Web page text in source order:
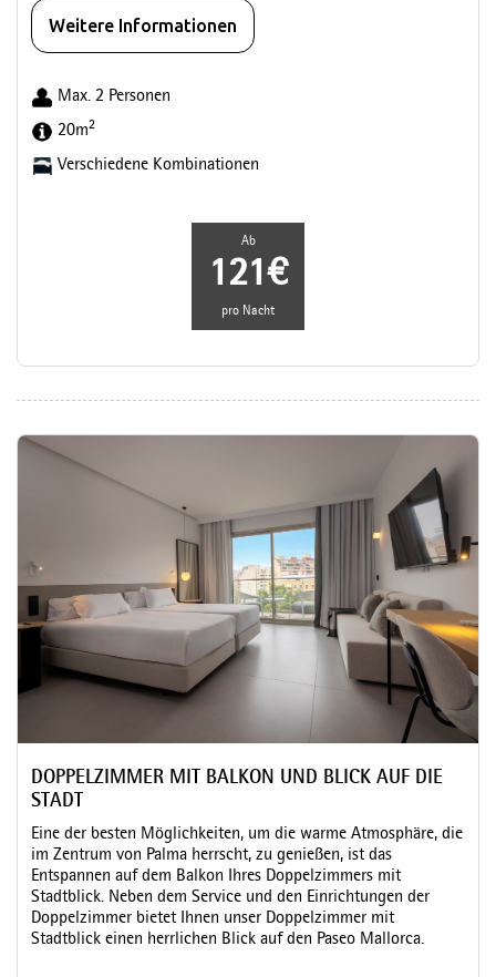
Weitere Informationen
Max. 2 Personen
20m2
Verschiedene Kombinationen
Ab
121€
pro Nacht
DOPPELZIMMER MIT BALKON UND BLICK AUF DIE
STADT
Eine der besten Möglichkeiten, um die warme Atmosphäre, die
im Zentrum von Palma herrscht, zu genießen, ist das
Entspannen auf dem Balkon Ihres Doppelzimmers mit
Stadtblick. Neben dem Service und den Einrichtungen der
Doppelzimmer bietet Ihnen unser Doppelzimmer mit
Stadtblick einen herrlichen Blick auf den Paseo Mallorca.